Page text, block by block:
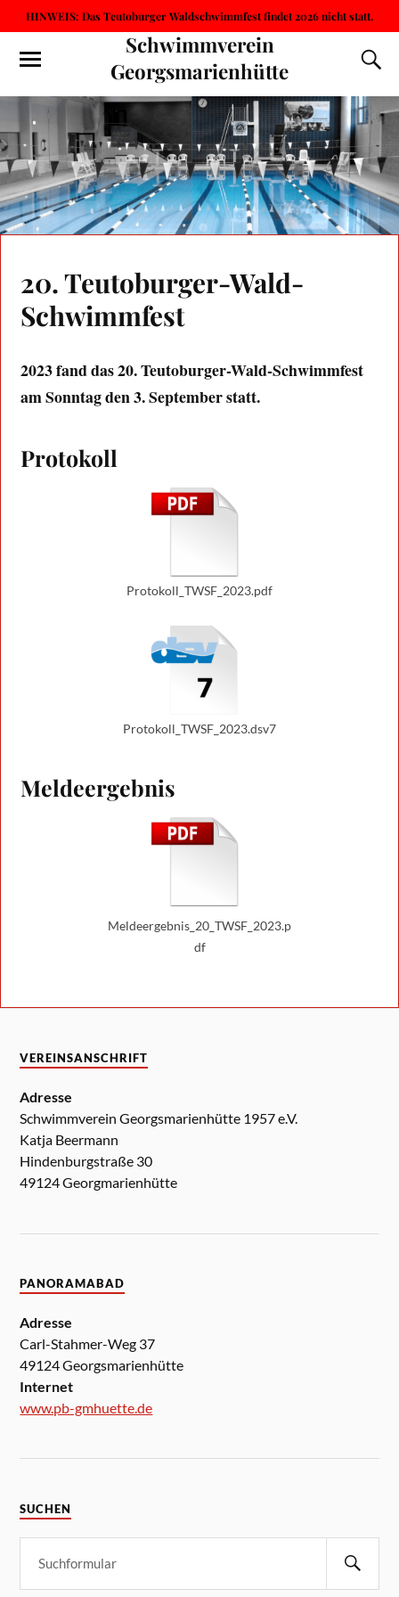
HINWEIS: Das Teutoburger Waldschwimmfest findet 2026 nicht statt.
Schwimmverein
Georgsmarienhütte
20. Teutoburger-Wald-
Schwimmfest
2023 fand das 20. Teutoburger-Wald-Schwimmfest
am Sonntag den 3. September statt.
Protokoll
Protokoll_TWSF_2023.pdf
Protokoll_TWSF_2023.dsv7
Meldeergebnis
Meldeergebnis_20_TWSF_2023.p
df
VEREINSANSCHRIFT
Adresse
Schwimmverein Georgsmarienhütte 1957 e.V.
Katja Beermann
Hindenburgstraße 30
49124 Georgmarienhütte
PANORAMABAD
Adresse
Carl-Stahmer-Weg 37
49124 Georgsmarienhütte
Internet
www.pb-gmhuette.de
SUCHEN